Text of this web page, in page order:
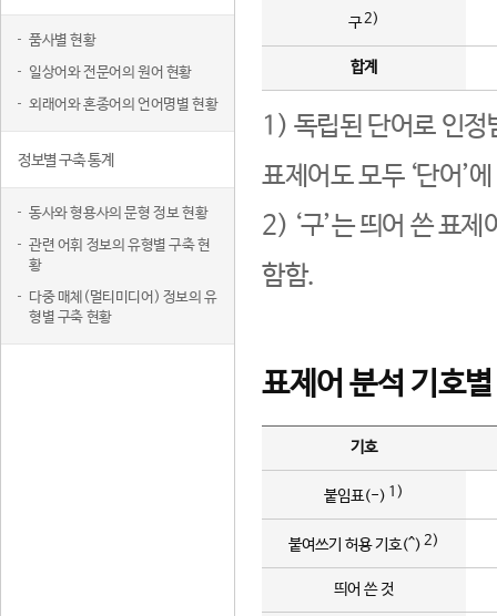
품사별 현황
일상어와 전문어의 원어 현황
외래어와 혼종어의 언어명별 현황
정보별 구축 통계
동사와 형용사의 문형 정보 현황
관련 어휘 정보의 유형별 구축 현
황
다중 매체(멀티미디어) 정보의 유
형별 구축 현황
구2)
합계
1) 독립된 단어로 인정
표제어도 모두 ‘단어’
2) ‘구’는 띄어 쓴 표
함함.
표제어 분석 기호
기호
붙임표(-) 1)
붙여쓰기 허용 기호(^) 2)
띄어 쓴 것